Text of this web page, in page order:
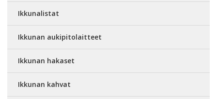
Ikkunalistat
Ikkunan aukipitolaitteet
Ikkunan hakaset
Ikkunan kahvat